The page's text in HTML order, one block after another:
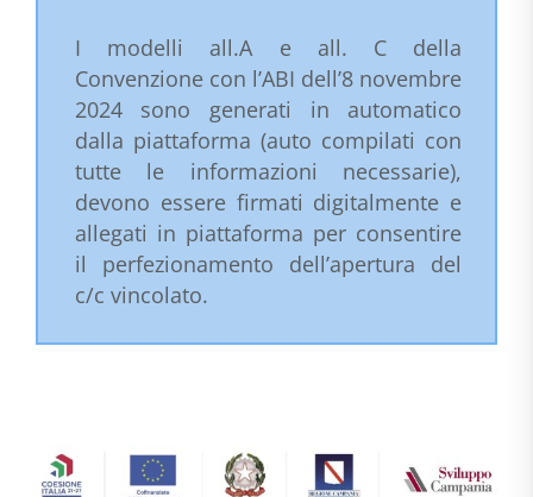
I modelli all.A e all. C della
Convenzione con l’ABI dell’8 novembre
2024 sono generati in automatico
dalla piattaforma (auto compilati con
tutte le informazioni necessarie),
devono essere firmati digitalmente e
allegati in piattaforma per consentire
il perfezionamento dell’apertura del
c/c vincolato.